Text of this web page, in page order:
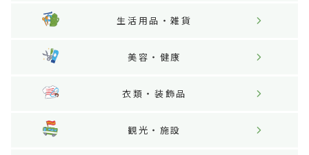
生活用品・雑貨
美容・健康
衣類・装飾品
観光・施設